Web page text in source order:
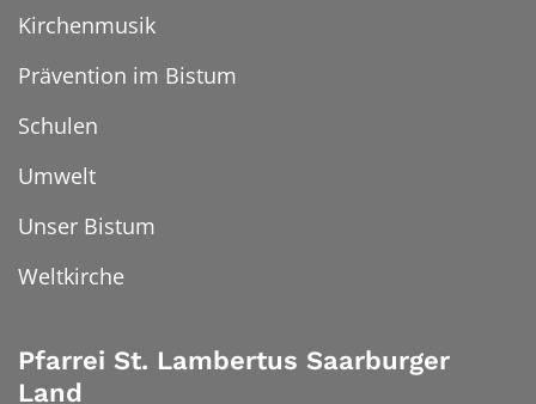
Kirchenmusik
Prävention im Bistum
Schulen
Umwelt
Unser Bistum
Weltkirche
Pfarrei St. Lambertus Saarburger
Land